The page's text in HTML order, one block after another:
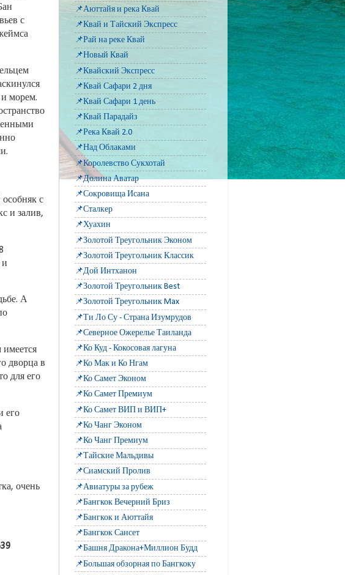
с
морем.
с
и залив,
и
А
имеется
дворца в
для его
его
очень
📌Аюттайя и река Квай
📌Квай и Тайский Экспресс
📌Рай на реке Квай
📌Новый Квай
📌Квайский Экспресс
📌Квай Сафари 2 дня
📌Квай Сафари 1 день
📌Квай Парадайз
📌Река Квай 2.0
📌Над Облаками
📌Королевство Сукхотай
📌Долина Аватар
📌Сокровища Исана
📌Сталкер
📌Хуахин
📌Золотой Треугольник Эконом
📌Золотой Треугольник Классик
📌Дой Интханон
📌Золотой Треугольник Best
📌Золотой Треугольник Max
📌Ти Ло Су - Страна Изумрудов
📌Северное Ожерелье Таиланда
📌Ко Куд - Кокосовая лагуна
📌Ко Мак и Ко Нгам
📌Ко Самет Эконом
📌Ко Самет Премиум
📌Ко Самет ВИП и ВИП+
📌Ко Чанг Эконом
📌Ко Чанг Премиум
📌Тайские Мальдивы
📌Сиамский Пролив
📌Авиатуры за рубеж
📌Бангкок Вечерний Бриз
📌Бангкок и Аюттайя
📌Бангкок Сансет
📌Башня Дракона+Миллион Будд
📌Большая обзорная по Бангкоку